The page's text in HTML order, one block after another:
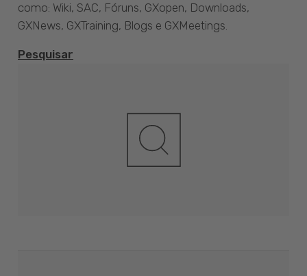
como: Wiki, SAC, Fóruns, GXopen, Downloads,
GXNews, GXTraining, Blogs e GXMeetings.
Pesquisar